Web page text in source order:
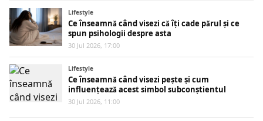
Lifestyle
Ce înseamnă când visezi că îți cade părul și ce
spun psihologii despre asta
30 Jul 2026, 17:00
Lifestyle
Ce înseamnă când visezi pește și cum
influențează acest simbol subconștientul
30 Jul 2026, 11:00